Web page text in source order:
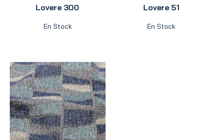
Lovere 300
En Stock
Lovere 51
En Stock